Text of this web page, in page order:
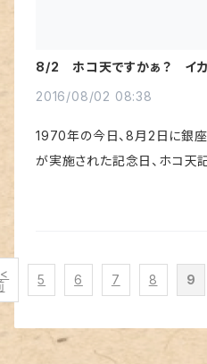
8/2 ホコ天ですかぁ？ イカ
2016/08/02 08:38
1970年の今日、8月2日に銀
が実施された記念日、ホコ天
5 6 7 8 9